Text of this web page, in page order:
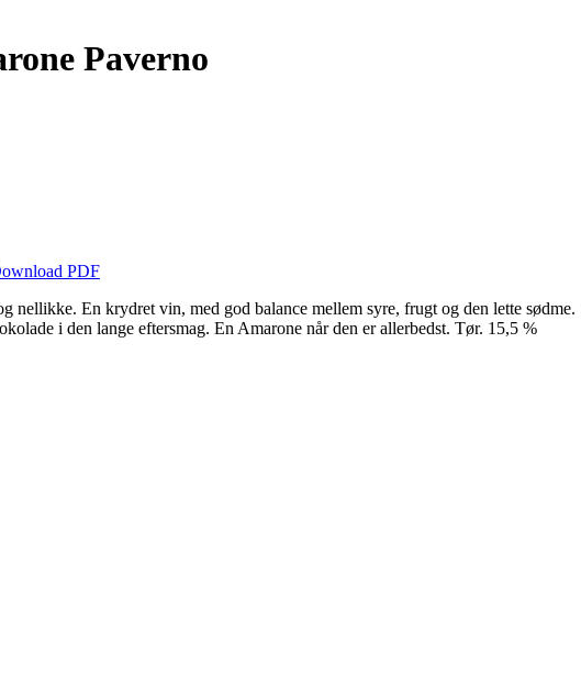
Paverno
PDF
nellikke. En krydret vin, med god balance mellem syre, frugt og den lette
i den lange eftersmag. En Amarone når den er allerbedst. Tør. 15,5 %